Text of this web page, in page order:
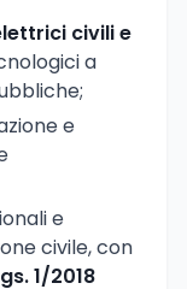
civili e
a
e
e
civile, con
1/2018